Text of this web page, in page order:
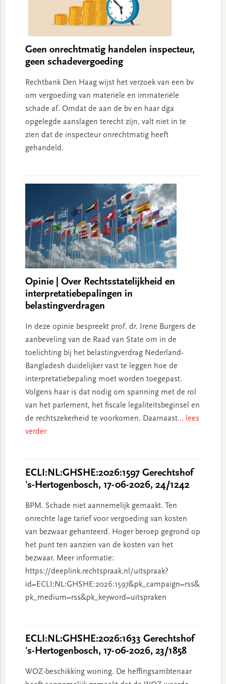
Geen onrechtmatig handelen inspecteur,
geen schadevergoeding
Rechtbank Den Haag wijst het verzoek van een bv
om vergoeding van materiële en immateriële
schade af. Omdat de aan de bv en haar dga
opgelegde aanslagen terecht zijn, valt niet in te
zien dat de inspecteur onrechtmatig heeft
gehandeld.
Opinie | Over Rechtsstatelijkheid en
interpretatiebepalingen in
belastingverdragen
In deze opinie bespreekt prof. dr. Irene Burgers de
aanbeveling van de Raad van State om in de
toelichting bij het belastingverdrag Nederland-
Bangladesh duidelijker vast te leggen hoe de
interpretatiebepaling moet worden toegepast.
Volgens haar is dat nodig om spanning met de rol
van het parlement, het fiscale legaliteitsbeginsel en
de rechtszekerheid te voorkomen. Daarnaast... lees
verder
ECLI:NL:GHSHE:2026:1597 Gerechtshof
's-Hertogenbosch, 17-06-2026, 24/1242
BPM. Schade niet aannemelijk gemaakt. Ten
onrechte lage tarief voor vergoeding van kosten
van bezwaar gehanteerd. Hoger beroep gegrond op
het punt ten aanzien van de kosten van het
bezwaar. Meer informatie:
https://deeplink.rechtspraak.nl/uitspraak?
id=ECLI:NL:GHSHE:2026:1597&pk_campaign=rss&
pk_medium=rss&pk_keyword=uitspraken
ECLI:NL:GHSHE:2026:1633 Gerechtshof
's-Hertogenbosch, 17-06-2026, 23/1858
WOZ-beschikking woning. De heffingsambtenaar